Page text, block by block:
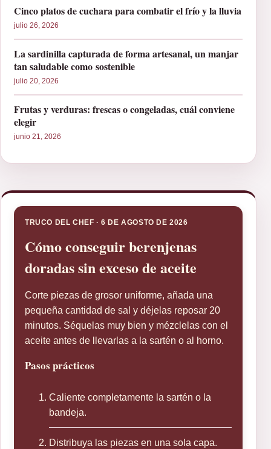
Cinco platos de cuchara para combatir el frío y la lluvia
julio 26, 2026
La sardinilla capturada de forma artesanal, un manjar
tan saludable como sostenible
julio 20, 2026
Frutas y verduras: frescas o congeladas, cuál conviene
elegir
junio 21, 2026
TRUCO DEL CHEF · 6 DE AGOSTO DE 2026
Cómo conseguir berenjenas
doradas sin exceso de aceite
Corte piezas de grosor uniforme, añada una
pequeña cantidad de sal y déjelas reposar 20
minutos. Séquelas muy bien y mézclelas con el
aceite antes de llevarlas a la sartén o al horno.
Pasos prácticos
Caliente completamente la sartén o la
bandeja.
Distribuya las piezas en una sola capa.